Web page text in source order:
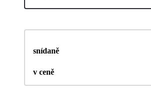
snídaně
v ceně